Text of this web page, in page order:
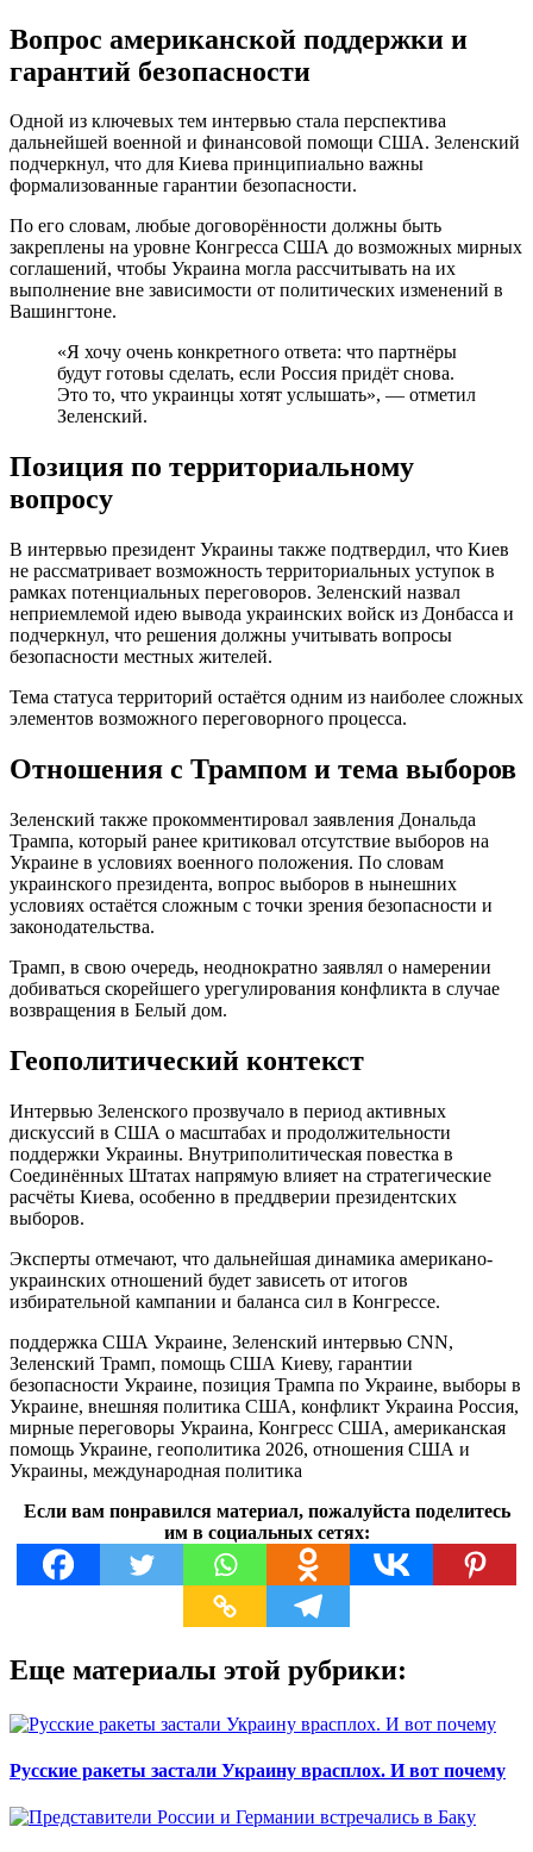
Вопрос американской поддержки и
гарантий безопасности
Одной из ключевых тем интервью стала перспектива
дальнейшей военной и финансовой помощи США. Зеленский
подчеркнул, что для Киева принципиально важны
формализованные гарантии безопасности.
По его словам, любые договорённости должны быть
закреплены на уровне Конгресса США до возможных мирных
соглашений, чтобы Украина могла рассчитывать на их
выполнение вне зависимости от политических изменений в
Вашингтоне.
«Я хочу очень конкретного ответа: что партнёры
будут готовы сделать, если Россия придёт снова.
Это то, что украинцы хотят услышать», — отметил
Зеленский.
Позиция по территориальному
вопросу
В интервью президент Украины также подтвердил, что Киев
не рассматривает возможность территориальных уступок в
рамках потенциальных переговоров. Зеленский назвал
неприемлемой идею вывода украинских войск из Донбасса и
подчеркнул, что решения должны учитывать вопросы
безопасности местных жителей.
Тема статуса территорий остаётся одним из наиболее сложных
элементов возможного переговорного процесса.
Отношения с Трампом и тема выборов
Зеленский также прокомментировал заявления Дональда
Трампа, который ранее критиковал отсутствие выборов на
Украине в условиях военного положения. По словам
украинского президента, вопрос выборов в нынешних
условиях остаётся сложным с точки зрения безопасности и
законодательства.
Трамп, в свою очередь, неоднократно заявлял о намерении
добиваться скорейшего урегулирования конфликта в случае
возвращения в Белый дом.
Геополитический контекст
Интервью Зеленского прозвучало в период активных
дискуссий в США о масштабах и продолжительности
поддержки Украины. Внутриполитическая повестка в
Соединённых Штатах напрямую влияет на стратегические
расчёты Киева, особенно в преддверии президентских
выборов.
Эксперты отмечают, что дальнейшая динамика американо-
украинских отношений будет зависеть от итогов
избирательной кампании и баланса сил в Конгрессе.
поддержка США Украине, Зеленский интервью CNN,
Зеленский Трамп, помощь США Киеву, гарантии
безопасности Украине, позиция Трампа по Украине, выборы в
Украине, внешняя политика США, конфликт Украина Россия,
мирные переговоры Украина, Конгресс США, американская
помощь Украине, геополитика 2026, отношения США и
Украины, международная политика
Если вам понравился материал, пожалуйста поделитесь
им в социальных сетях:
Еще материалы этой рубрики:
Русские ракеты застали Украину врасплох. И вот почему